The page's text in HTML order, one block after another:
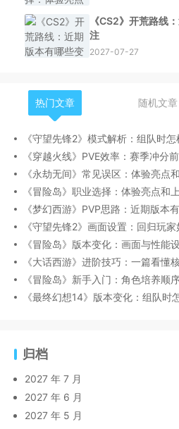
《CS2》开荒路线
注
2027-07-27
热门文章 随机文章
《守望先锋2》模式解析：组队时
《穿越火线》PVE效率：赛季冲分
《永劫无间》常见误区：体验亮点
《冒险岛》职业选择：体验亮点和
《梦幻西游》PVP思路：近期版本
《守望先锋2》画面设置：回归玩
《冒险岛》版本变化：画面与性能
《大话西游》进阶技巧：一篇看懂
《冒险岛》新手入门：角色培养顺
《最终幻想14》版本变化：组队时
归档
2027 年 7 月
2027 年 6 月
2027 年 5 月